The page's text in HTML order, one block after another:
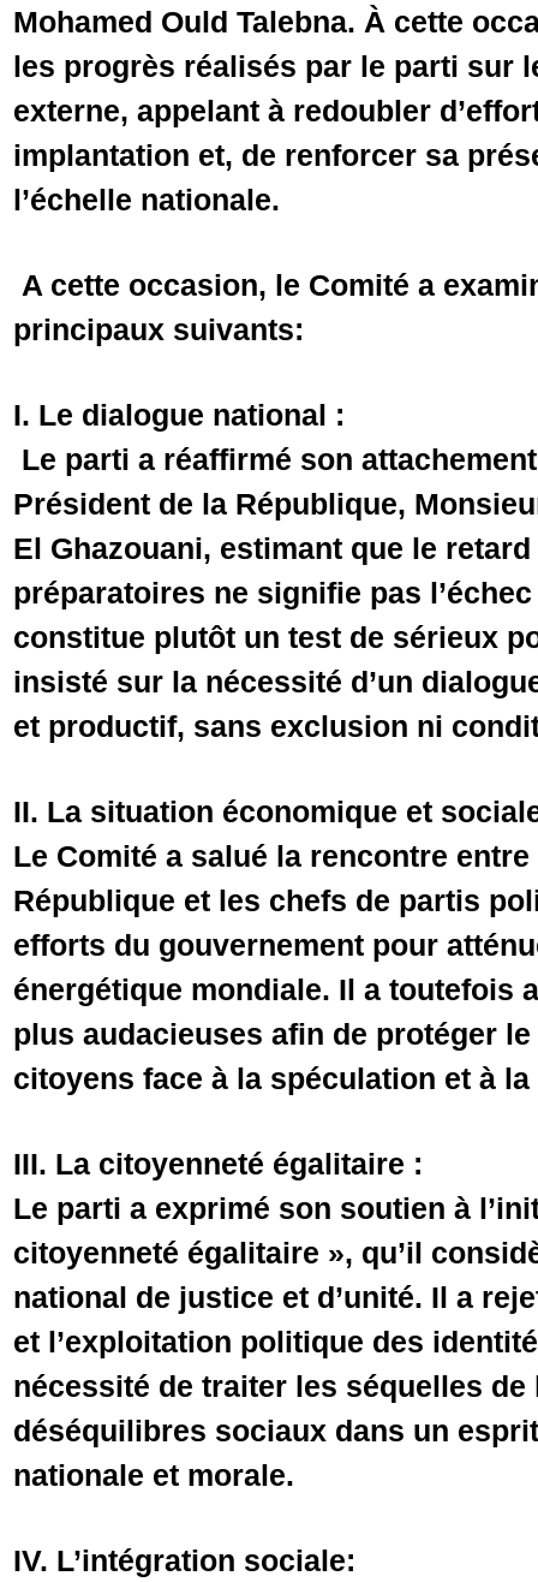
Mohamed Ould Talebna. À cette
les progrès réalisés par le parti sur
externe, appelant à redoubler
implantation et, de renforcer sa
l’échelle nationale.
A cette occasion, le Comité a
principaux suivants:
I. Le dialogue national :
Le parti a réaffirmé son
Président de la République,
El Ghazouani, estimant que le
préparatoires ne signifie pas
constitue plutôt un test de sérieux
insisté sur la nécessité d’un
et productif, sans exclusion ni
II. La situation économique et
Le Comité a salué la rencontre
République et les chefs de partis
efforts du gouvernement pour
énergétique mondiale. Il a toutefois
plus audacieuses afin de protéger
citoyens face à la spéculation et à
III. La citoyenneté égalitaire :
Le parti a exprimé son soutien à
citoyenneté égalitaire », qu’il
national de justice et d’unité. Il a
et l’exploitation politique des
nécessité de traiter les séquelles de
déséquilibres sociaux dans un
nationale et morale.
IV. L’intégration sociale: